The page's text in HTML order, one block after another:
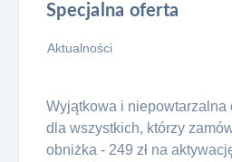
Specjalna oferta
Aktualności
Wyjątkowa i niepowtarzalna
dla wszystkich, którzy
obniżka - 249 zł na